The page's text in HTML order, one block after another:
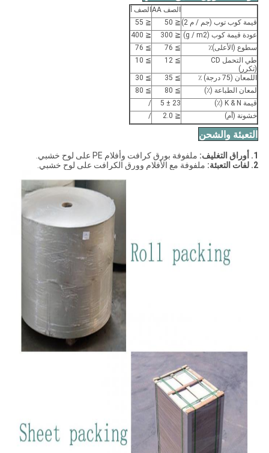
الصف AA
الصف أ
قيمة كوب توب (جم / م 2)
≦ 50
≦ 55
عودة قيمة كوب (g / m2)
≦ 300
≦ 400
سطوع (الأعلى)٪
≧ 76
≧ 76
طي التحمل CD
(تكرر)
≧ 12
≧ 10
اللمعان (75 درجة) ٪ ≧ 35
≧ 30
لمعان الطباعة (٪)
≧ 80
≧ 80
قيمة K & N (٪)
23 ± 5
/
خشونة (أم)
≦ 2.0
/
التعبئة والشحن
1. أوراق التغليف:
ملفوفة بورق كرافت وأفلام PE على لوح خشبي.
2. لفات التعبئة:
ملفوفة مع الأفلام وورق الكرافت على لوح خشبي.